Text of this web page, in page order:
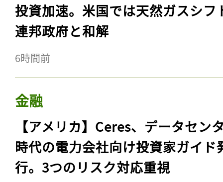
投資加速。米国では天然ガスシフ
連邦政府と和解
6時間前
金融
【アメリカ】Ceres、データセン
時代の電力会社向け投資家ガイド
行。3つのリスク対応重視